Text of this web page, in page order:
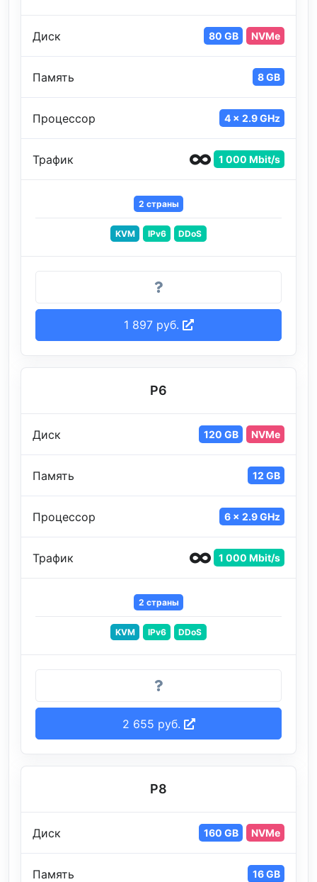
Диск 80 GB NVMe
Память 8 GB
Процессор 4 x 2.9 GHz
Трафик 1 000 Mbit/s
2 страны
KVM IPv6 DDoS
1 897 руб.
P6
Диск 120 GB NVMe
Память 12 GB
Процессор 6 x 2.9 GHz
Трафик 1 000 Mbit/s
2 страны
KVM IPv6 DDoS
2 655 руб.
P8
Диск 160 GB NVMe
Память 16 GB